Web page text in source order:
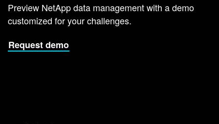
Preview NetApp data management with a demo
customized for your challenges.
Request demo